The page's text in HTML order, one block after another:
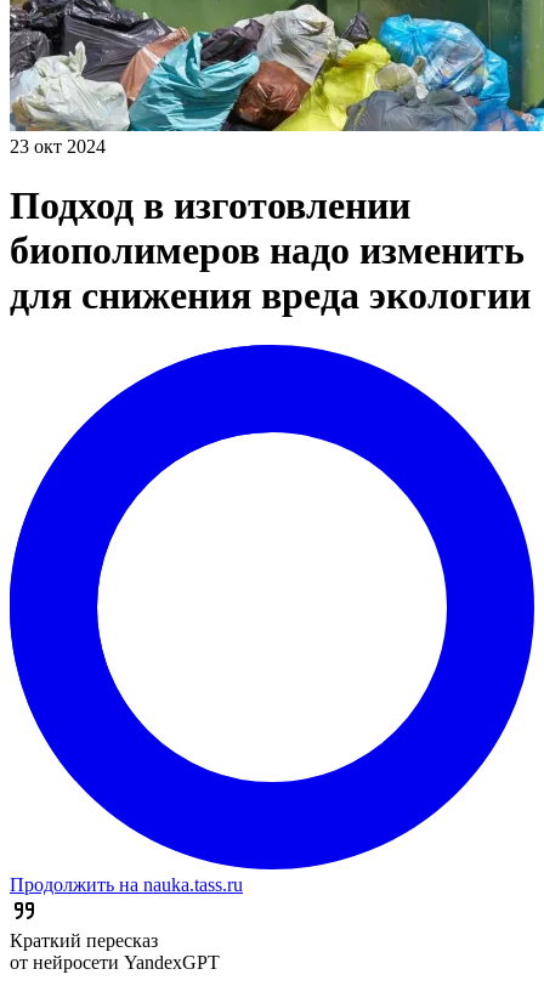
23 окт 2024
Подход в изготовлении
биополимеров надо изменить
для снижения вреда экологии
Продолжить на nauka.tass.ru
Краткий пересказ
от нейросети YandexGPT